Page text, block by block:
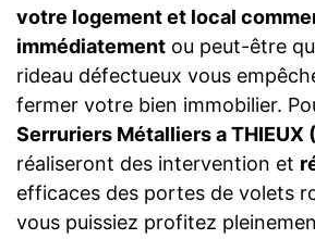
votre logement et local
immédiatement ou peut-être
rideau défectueux vous
fermer votre bien immobilier.
Serruriers Métalliers a THIEUX
réaliseront des intervention et
efficaces des portes de volets
vous puissiez profitez